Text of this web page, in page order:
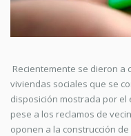
Recientemente se dieron a
viviendas sociales que se
disposición mostrada por el
pese a los reclamos de
oponen a la construcción